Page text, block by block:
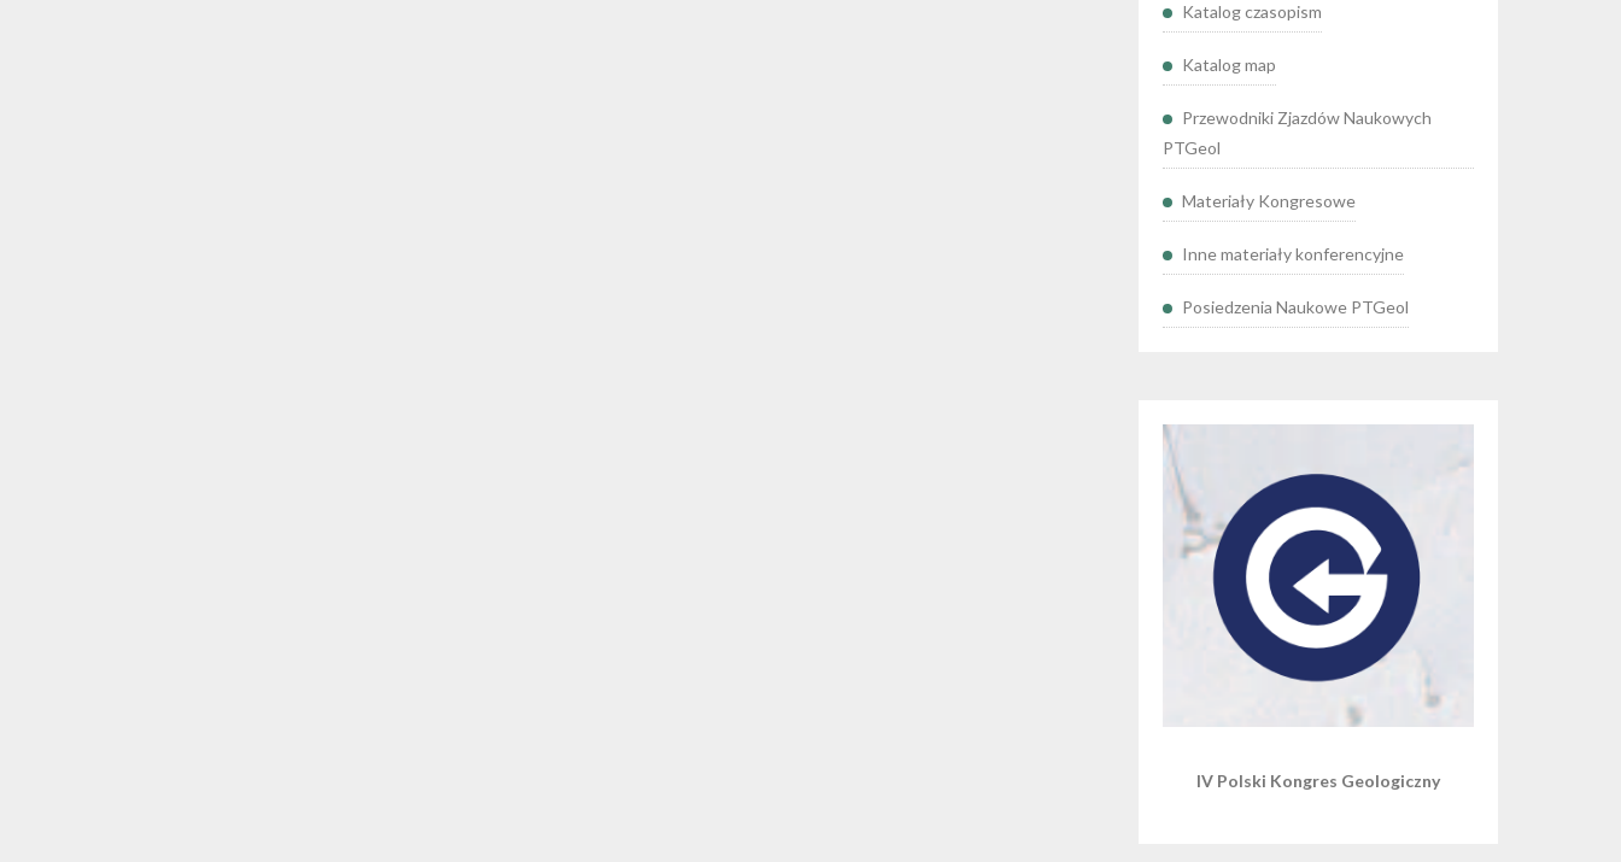
Katalog czasopism
Katalog map
Przewodniki Zjazdów Naukowych
PTGeol
Materiały Kongresowe
Inne materiały konferencyjne
Posiedzenia Naukowe PTGeol
IV Polski Kongres Geologiczny